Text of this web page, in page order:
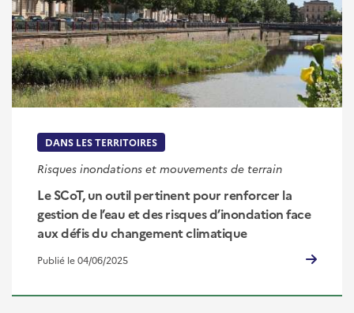
DANS LES TERRITOIRES
Risques inondations et mouvements de terrain
Le SCoT, un outil pertinent pour renforcer la
gestion de l’eau et des risques d’inondation face
aux défis du changement climatique
Publié le 04/06/2025